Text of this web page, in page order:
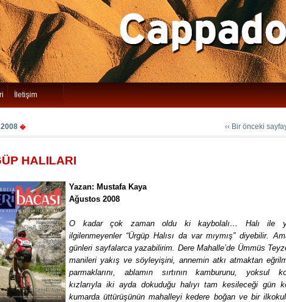
İletişim
� ‹‹ Bir önceki
HALILARI
Yazan: Mustafa Kaya
Ağustos 2008
O kadar çok zaman oldu ki kaybolalı… Halı ile
ilgilenmeyenler “Ürgüp Halısı da var mıymış” diyebilir.
günleri sayfalarca yazabilirim. Dere Mahalle’de Ümmüs
manileri yakış ve söyleyişini, annemin atkı atmaktan
parmaklarını, ablamın sırtının kamburunu, yoksul
kızlarıyla iki ayda dokuduğu halıyı tam kesileceği gün
kumarda üttürüşünün mahalleyi kedere boğan ve bir